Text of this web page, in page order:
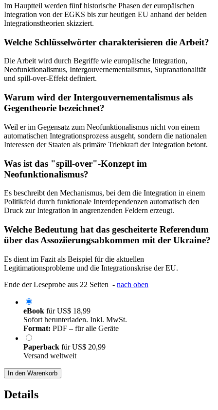
Im Hauptteil werden fünf historische Phasen der europäischen
Integration von der EGKS bis zur heutigen EU anhand der beiden
Integrationstheorien skizziert.
Welche Schlüsselwörter charakterisieren die Arbeit?
Die Arbeit wird durch Begriffe wie europäische Integration,
Neofunktionalismus, Intergouvernementalismus, Supranationalität
und spill-over-Effekt definiert.
Warum wird der Intergouvernementalismus als
Gegentheorie bezeichnet?
Weil er im Gegensatz zum Neofunktionalismus nicht von einem
automatischen Integrationsprozess ausgeht, sondern die nationalen
Interessen der Staaten als primäre Triebkraft der Integration betont.
Was ist das "spill-over"-Konzept im
Neofunktionalismus?
Es beschreibt den Mechanismus, bei dem die Integration in einem
Politikfeld durch funktionale Interdependenzen automatisch den
Druck zur Integration in angrenzenden Feldern erzeugt.
Welche Bedeutung hat das gescheiterte Referendum
über das Assoziierungsabkommen mit der Ukraine?
Es dient im Fazit als Beispiel für die aktuellen
Legitimationsprobleme und die Integrationskrise der EU.
Ende der Leseprobe aus 22 Seiten - nach oben
eBook fürUS$ 18,99
Sofort herunterladen. Inkl. MwSt.
Format: PDF – für alle Geräte
Paperback fürUS$ 20,99
Versand weltweit
In den Warenkorb
Details